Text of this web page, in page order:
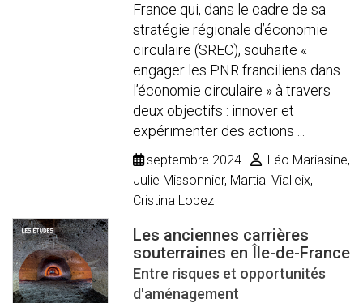
France qui, dans le cadre de sa
stratégie régionale d’économie
circulaire (SREC), souhaite «
engager les PNR franciliens dans
l’économie circulaire » à travers
deux objectifs : innover et
expérimenter des actions ...
septembre 2024
Léo Mariasine,
Julie Missonnier, Martial Vialleix,
Cristina Lopez
Les anciennes carrières
souterraines en Île-de-France
Entre risques et opportunités
d'aménagement